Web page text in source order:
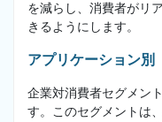
を減らし、消費者がリ
きるようにします。
アプリケーション別
企業対消費者セグメン
す。このセグメントは